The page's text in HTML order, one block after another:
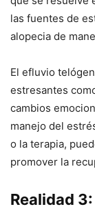
las fuentes de
alopecia de
El efluvio
estresantes
cambios
manejo del
o la terapia,
promover la
Realidad